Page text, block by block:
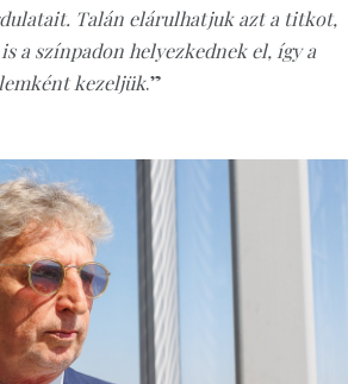
Talán elárulhatjuk azt a titkot,
a színpadon helyezkednek el, így a
kezeljük.”